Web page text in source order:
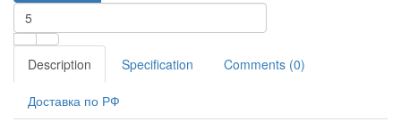
Description Specification Comments (0)
Доставка по РФ